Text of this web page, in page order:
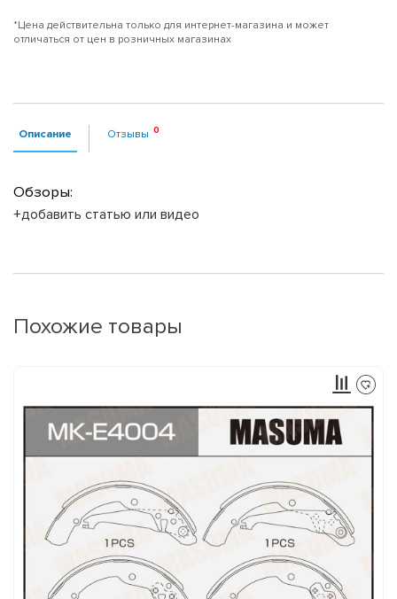
*Цена действительна только для интернет-магазина и может
отличаться от цен в розничных магазинах
Описание Отзывы
Обзоры:
+добавить статью или видео
Похожие товары